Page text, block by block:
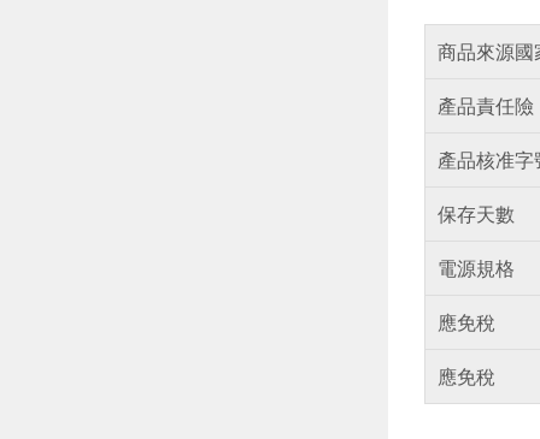
商品來源國
產品責任險
產品核准字
保存天數
電源規格
應免稅
應免稅